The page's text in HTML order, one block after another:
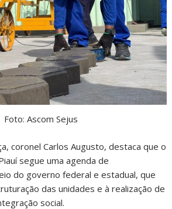
Foto: Ascom Sejus
coronel Carlos Augusto, destaca que o
segue uma agenda de
do governo federal e estadual, que
das unidades e à realização de
social.